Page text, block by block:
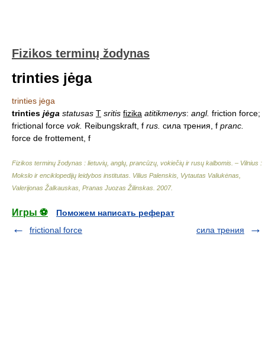
Fizikos terminų žodynas
trinties jėga
trinties jėga
trinties jėga statusas T sritis fizika atitikmenys: angl. friction force;
frictional force vok. Reibungskraft, f rus. сила трения, f pranc.
force de frottement, f
Fizikos terminų žodynas : lietuvių, anglų, prancūzų, vokiečių ir rusų kalbomis. – Vilnius :
Mokslo ir enciklopedijų leidybos institutas Vilius Palenskis, Vytautas Valiukėnas,
Valerijonas Žalkauskas, Pranas Juozas Žilinskas 2007.
Игры ⚽
Поможем написать реферат
frictional force
сила трения